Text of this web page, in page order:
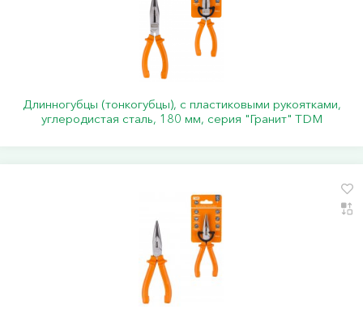
Длинногубцы (тонкогубцы), с пластиковыми рукоятками,
углеродистая сталь, 180 мм, серия "Гранит" TDM